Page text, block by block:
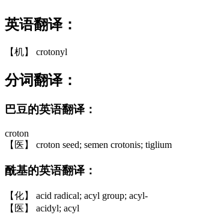
英语翻译：
【机】 crotonyl
分词翻译：
巴豆的英语翻译：
croton
【医】 croton seed; semen crotonis; tiglium
酰基的英语翻译：
【化】 acid radical; acyl group; acyl-
【医】 acidyl; acyl